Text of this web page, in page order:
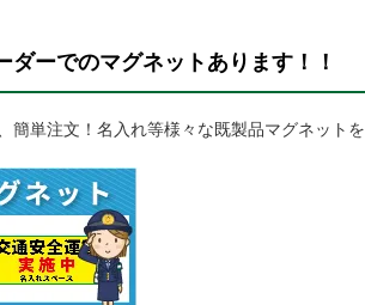
ダーでのマグネットあります！！
簡単注文！名入れ等様々な既製品マグネットを